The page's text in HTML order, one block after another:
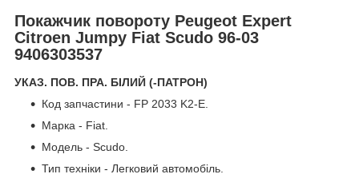
Покажчик повороту Peugeot Expert
Citroen Jumpy Fiat Scudo 96-03
9406303537
УКАЗ. ПОВ. ПРА. БІЛИЙ (-ПАТРОН)
Код запчастини - FP 2033 K2-E.
Марка - Fiat.
Модель - Scudo.
Тип техніки - Легковий автомобіль.